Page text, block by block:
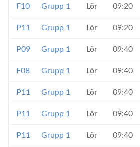
F10 Grupp 1 Lör 09:20
P11 Grupp 1 Lör 09:20
P09 Grupp 1 Lör 09:40
F08 Grupp 1 Lör 09:40
P11 Grupp 1 Lör 09:40
P11 Grupp 1 Lör 09:40
P11 Grupp 1 Lör 09:40